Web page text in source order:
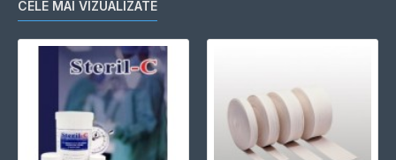
CELE MAI VIZUALIZATE